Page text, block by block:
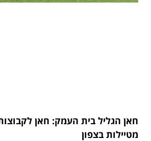
חאן הגליל בית העמק: חאן
מטיילות בצפון